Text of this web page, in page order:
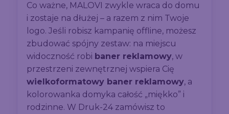
Co ważne, MALOVI zwykle wraca do domu
i zostaje na dłużej – a razem z nim Twoje
logo. Jeśli robisz kampanię offline, możesz
zbudować spójny zestaw: na miejscu
widoczność robi baner reklamowy, w
przestrzeni zewnętrznej wspiera Cię
wielkoformatowy baner reklamowy, a
kolorowanka domyka całość „miękko” i
rodzinne. W Druk-24 zamówisz to